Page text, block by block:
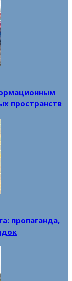
пространств
пропаганда,